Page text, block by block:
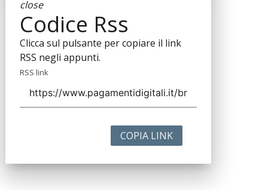
close
Codice Rss
Clicca sul pulsante per copiare il link
RSS negli appunti.
RSS link
COPIA LINK